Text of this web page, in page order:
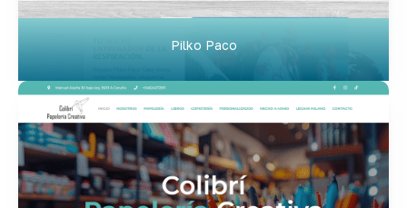
Pilko Paco